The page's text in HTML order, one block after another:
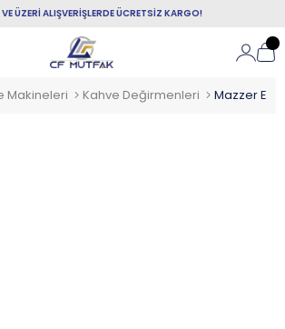
ÜZERİ ALIŞVERİŞLERDE ÜCRETSİZ KARGO!
Makineleri Kahve Değirmenleri